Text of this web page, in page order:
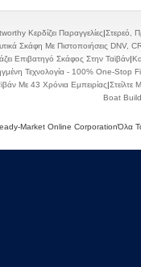
Κερδίζει Παραγγελίες|Στερεό,
Σκάφη Με Πιστοποιήσεις DNV,
Επιβατηγό Σκάφος Στην Ταϊβάν|
Τεχνολογία - 100% One-Stop
Με 43 Χρόνια Εμπειρίας|
Boat
Market Online CorporationΌλα Τα